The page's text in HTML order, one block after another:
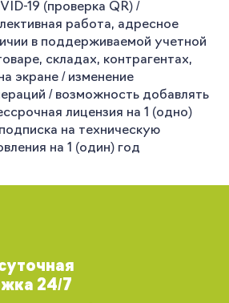
19 (проверка QR) /
работа, адресное
в поддерживаемой учетной
складах, контрагентах,
экране / изменение
/ возможность добавлять
лицензия на 1 (одно)
на техническую
на 1 (один) год
24/7